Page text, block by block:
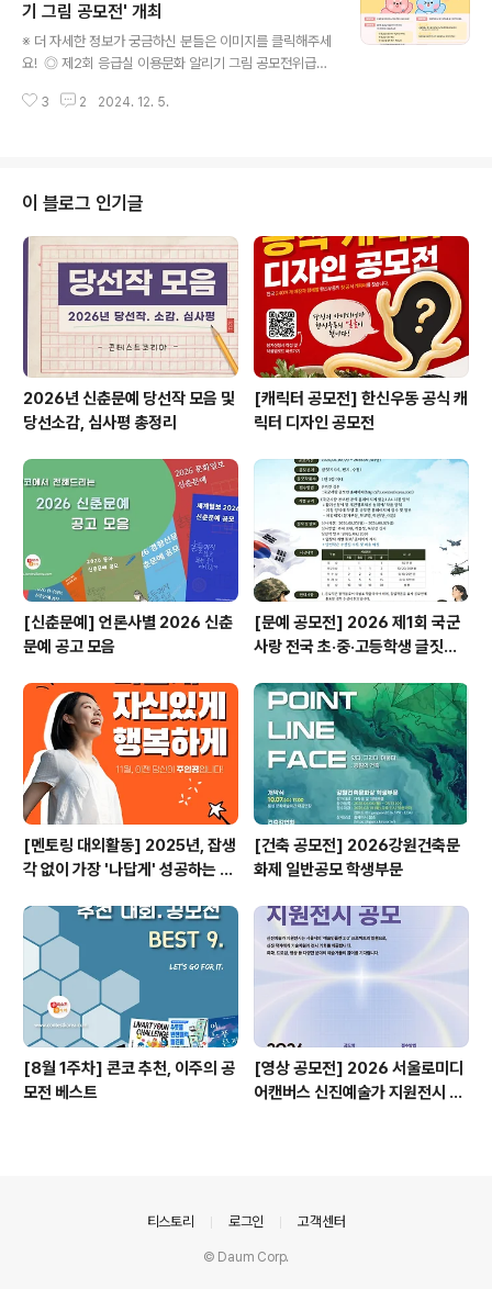
1월 28일 (목) ~ 2025년 1월 10일 (금) ◎ 접수 기준1. 작
품 크기 : 550x400mm(21.7x15.7in) 이하**권장 사이
즈는 A3(420x297mm)이며 A4(297x210mm)도 허
기 그림 공모전' 개최
※ 더 자세한 정보가 궁금하신 분들은 이미지를 클릭해주세
요! ◎ 제2회 응급실 이용문화 알리기 그림 공모전위급한
공모주제올바른 응급실 이용문화 3개 주제 중 1개를 선택
학생 또는 해당 연령대 어린이 포함) ◎ 제출방법작품(원
본)과 참가 신청서를 등기 우편으로 접수접수처: 서울특별
시 중구 을지로5길 16, 5층 중앙응급의료센터참가신청서:
첨부파일 확인 ◎ 공모규격8절 도화지 ◎ 수상자 발표12
월 말 예정 ◎ 시상내역대상 : 보건복지부 장관상, 상금(저
학년, 고학년 ..
3 2 2024. 12. 5.
이 블로그 인기글
2026년 신춘문예 당선작 모음 및
당선소감, 심사평 총정리
[캐릭터 공모전] 한신우동 공식 캐
릭터 디자인 공모전
[신춘문예] 언론사별 2026 신춘
문예 공고 모음
[문예 공모전] 2026 제1회 국군
사랑 전국 초·중·고등학생 글짓기
[멘토링 대외활동] 2025년, 잡생
각 없이 가장 '나답게' 성공하는 법
[건축 공모전] 2026강원건축문
화제 일반공모 학생부문
[8월 1주차] 콘코 추천, 이주의 공
모전 베스트
[영상 공모전] 2026 서울로미디
어캔버스 신진예술가 지원전시 공
티스토리 로그인 고객센터
© Daum Corp.